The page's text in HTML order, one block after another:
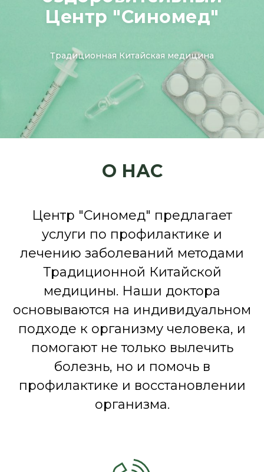
Центр "Синомед"
Традиционная Китайская медицина
О НАС
Центр "Синомед" предлагает
услуги по профилактике и
лечению заболеваний методами
Традиционной Китайской
медицины. Наши доктора
основываются на индивидуальном
подходе к организму человека, и
помогают не только вылечить
болезнь, но и помочь в
профилактике и восстановлении
организма.